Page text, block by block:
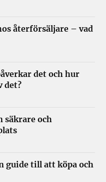
återförsäljare – vad
det och hur
det?
säkrare och
guide till att köpa och